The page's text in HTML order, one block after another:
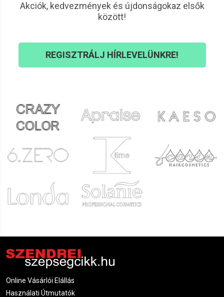
Akciók, kedvezmények és újdonságokaz elsők
között!
REGISZTRÁLJ HÍRLEVELÜNKRE!
Online Vásárlói Elállás
Használati Útmutatók